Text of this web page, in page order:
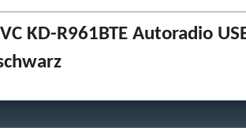
KD-R961BTE Autoradio